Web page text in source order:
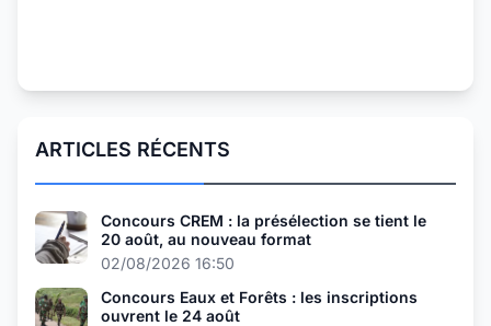
ARTICLES RÉCENTS
Concours CREM : la présélection se tient le
20 août, au nouveau format
02/08/2026 16:50
Concours Eaux et Forêts : les inscriptions
ouvrent le 24 août